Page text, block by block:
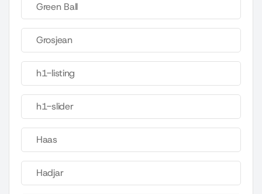
Green Ball
Grosjean
h1-listing
h1-slider
Haas
Hadjar